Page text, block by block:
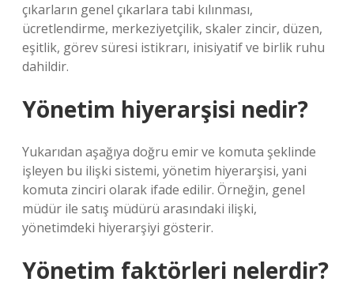
çıkarların genel çıkarlara tabi kılınması,
ücretlendirme, merkeziyetçilik, skaler zincir, düzen,
eşitlik, görev süresi istikrarı, inisiyatif ve birlik ruhu
dahildir.
Yönetim hiyerarşisi nedir?
Yukarıdan aşağıya doğru emir ve komuta şeklinde
işleyen bu ilişki sistemi, yönetim hiyerarşisi, yani
komuta zinciri olarak ifade edilir. Örneğin, genel
müdür ile satış müdürü arasındaki ilişki,
yönetimdeki hiyerarşiyi gösterir.
Yönetim faktörleri nelerdir?